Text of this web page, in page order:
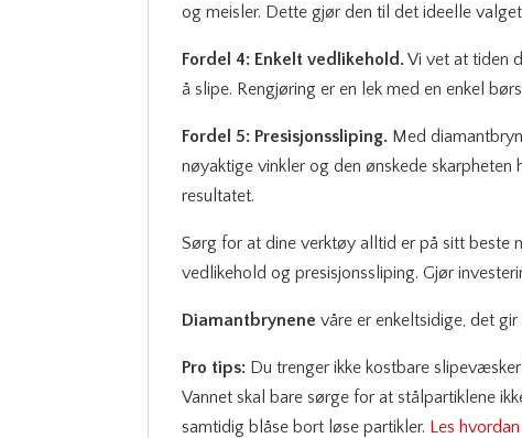
og meisler. Dette gjør den til det ideelle
Fordel 4: Enkelt vedlikehold.Vi vet at tiden
å slipe. Rengjøring er en lek med en enkel
Fordel 5: Presisjonssliping. Med
nøyaktige vinkler og den ønskede
resultatet.
Sørg for at dine verktøy alltid er på sitt beste
vedlikehold og presisjonssliping. Gjør
Diamantbrynene våre er enkeltsidige, det
Pro tips: Du trenger ikke kostbare
Vannet skal bare sørge for at stålpartiklene
samtidig blåse bort løse partikler. Les